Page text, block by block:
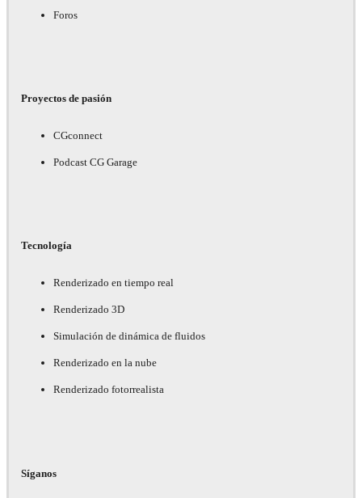
Foros
Proyectos de pasión
CGconnect
Podcast CG Garage
Tecnología
Renderizado en tiempo real
Renderizado 3D
Simulación de dinámica de fluidos
Renderizado en la nube
Renderizado fotorrealista
Síganos